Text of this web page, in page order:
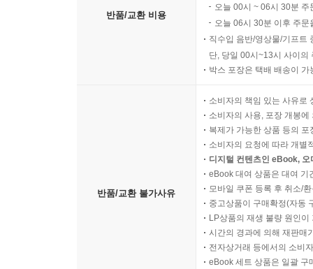
반품/교환 비용
오늘 00시 ~ 06시 30분
오늘 06시 30분 이후 주
직수입 음반/영상물/기프트
단, 당일 00시~13시 사이의
박스 포장은 택배 배송이
반품/교환 불가사유
소비자의 책임 있는 사유로
소비자의 사용, 포장 개봉
복제가 가능한 상품 등의
소비자의 요청에 따라 개별
디지털 컨텐츠인 eBook,
eBook 대여 상품은 대여 기
모바일 쿠폰 등록 후 취소/
중고상품이 구매확정(자동
LP상품의 재생 불량 원인
시간의 경과에 의해 재판매
전자상거래 등에서의 소비
eBook 세트 상품은 일괄 구